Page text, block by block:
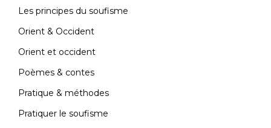
Les principes du soufisme
Orient & Occident
Orient et occident
Poèmes & contes
Pratique & méthodes
Pratiquer le soufisme